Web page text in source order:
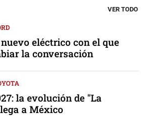
VER TODO
eléctrico con el que
la conversación
la evolución de "La
a México